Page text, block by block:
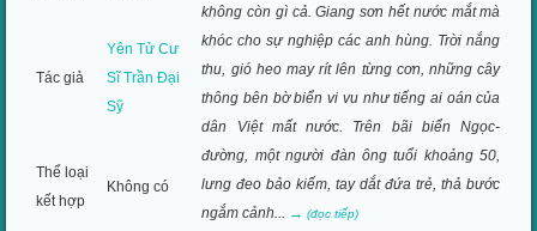
không còn gì cả. Giang sơn hết nước mắt mà
khóc cho sự nghiệp các anh hùng. Trời nắng
thu, gió heo may rít lên từng cơn, những cây
thông bên bờ biển vi vu như tiếng ai oán của
dân Việt mất nước. Trên bãi biển Ngọc-
đường, một người đàn ông tuổi khoảng 50,
lưng đeo bảo kiếm, tay dắt đứa trẻ, thả bước
ngắm cảnh... →(đọc tiếp)
Tác giả
Yên Tử Cư
Sĩ Trần Đại
Sỹ
Thể loại
kết hợp
Không có